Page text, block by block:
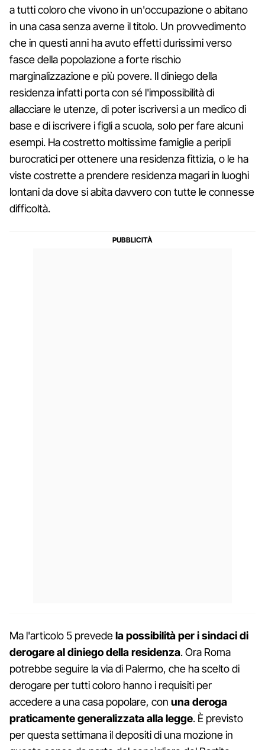
a tutti coloro che vivono in un'occupazione o abitano
in una casa senza averne il titolo. Un provvedimento
che in questi anni ha avuto effetti durissimi verso
fasce della popolazione a forte rischio
marginalizzazione e più povere. Il diniego della
residenza infatti porta con sé l'impossibilità di
allacciare le utenze, di poter iscriversi a un medico di
base e di iscrivere i figli a scuola, solo per fare alcuni
esempi. Ha costretto moltissime famiglie a peripli
burocratici per ottenere una residenza fittizia, o le ha
viste costrette a prendere residenza magari in luoghi
lontani da dove si abita davvero con tutte le connesse
difficoltà.
Ma l'articolo 5 prevedela possibilità per i sindaci di
derogare al diniego della residenza. Ora Roma
potrebbe seguire la via di Palermo, che ha scelto di
derogare per tutti coloro hanno i requisiti per
accedere a una casa popolare, con una deroga
praticamente generalizzata alla legge. È previsto
per questa settimana il depositi di una mozione in